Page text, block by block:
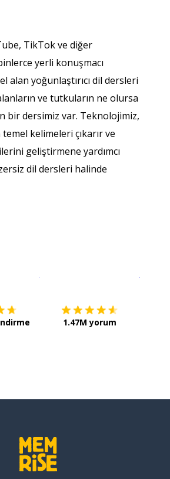
TikTok ve diğer
yerli konuşmacı
alan yoğunlaştırıcı dil dersleri
ve tutkuların ne olursa
bir dersimiz var. Teknolojimiz,
kelimeleri çıkarır ve
geliştirmene yardımcı
dil dersleri halinde
1.47M yorum